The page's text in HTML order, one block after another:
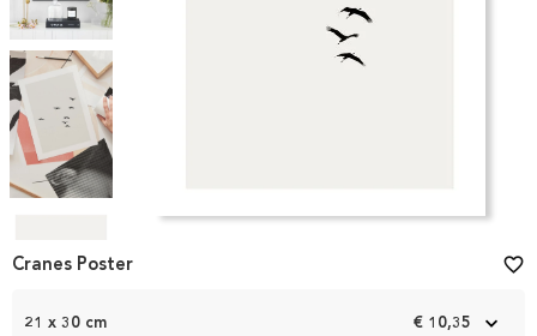
1
21 x 30 cm € 10,35
Cranes Poster favorite_border